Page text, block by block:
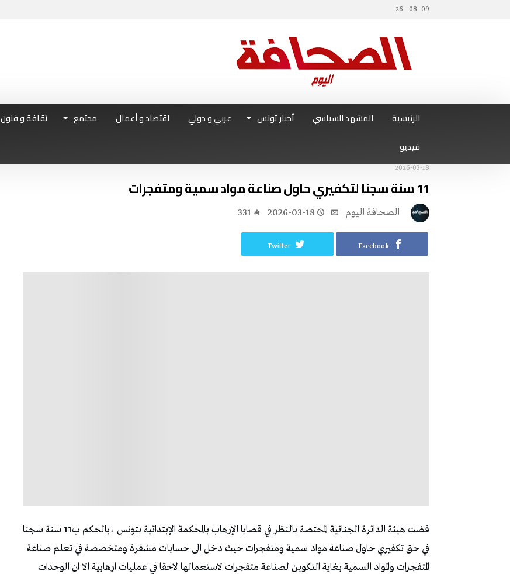
09- 08 - 26
الرئيسية المشهد السياسي أخبار تونس عربي و دولي اقتصاد و أعمال مجتمع ثقافة و فنون
فيديو
2026-03-18
11 سنة سجنا لتكفيري حاول صناعة مواد سمية ومتفجرات
2026-03-18
331
Facebook
Twitter
قضت هيئة الدائرة الجنائية المختصة بالنظر في قضايا الإرهاب بالمحكمة الإبتدائية بتونس ،بالحكم ب11 سنة سجنا
في حق تكفيري حاول صناعة مواد سمية ومتفجرات حيث دخل الى حسابات مشفرة ومتخصصة في تعلم صناعة
المتفجرات والمواد السمية بغاية التكوبن لصناعة متفجرات لاستعمالها لاحقا في عمليات ارهابية الا ان الوحدات